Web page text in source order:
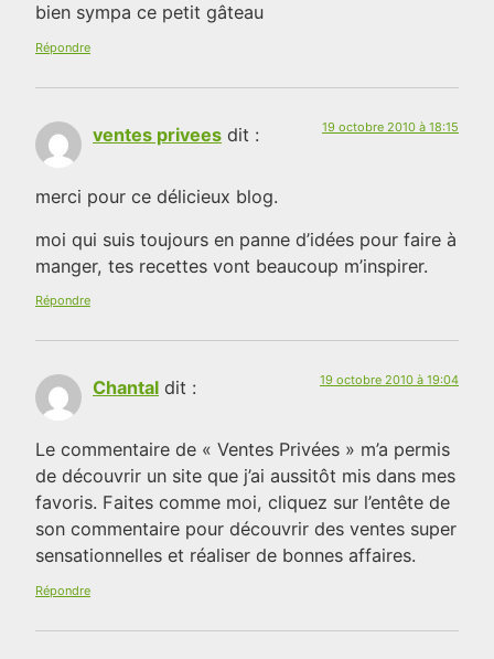
bien sympa ce petit gâteau
Répondre
ventes privees dit : 19 octobre 2010 à 18:15
merci pour ce délicieux blog.
moi qui suis toujours en panne d’idées pour faire à
manger, tes recettes vont beaucoup m’inspirer.
Répondre
Chantal dit : 19 octobre 2010 à 19:04
Le commentaire de « Ventes Privées » m’a permis
de découvrir un site que j’ai aussitôt mis dans mes
favoris. Faites comme moi, cliquez sur l’entête de
son commentaire pour découvrir des ventes super
sensationnelles et réaliser de bonnes affaires.
Répondre